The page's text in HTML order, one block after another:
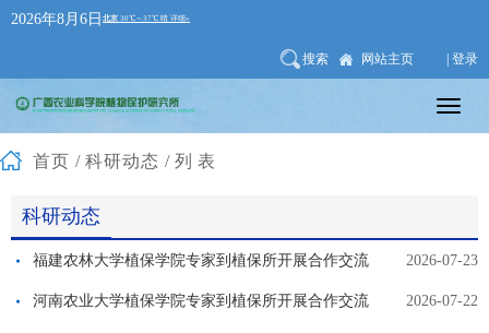
2026年8月6日
搜索 网站主页 | 登录
首页 / 科研动态 /列表
科研动态
2026-07-23
福建农林大学植保学院专家到植保所开展合作交流
2026-07-22
河南农业大学植保学院专家到植保所开展合作交流